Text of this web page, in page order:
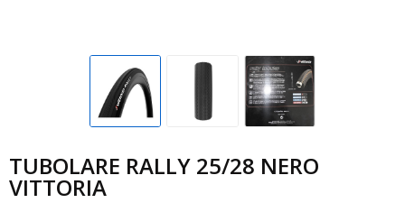
TUBOLARE RALLY 25/28 NERO
VITTORIA